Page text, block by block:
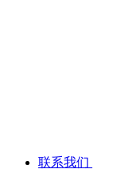
联系我们